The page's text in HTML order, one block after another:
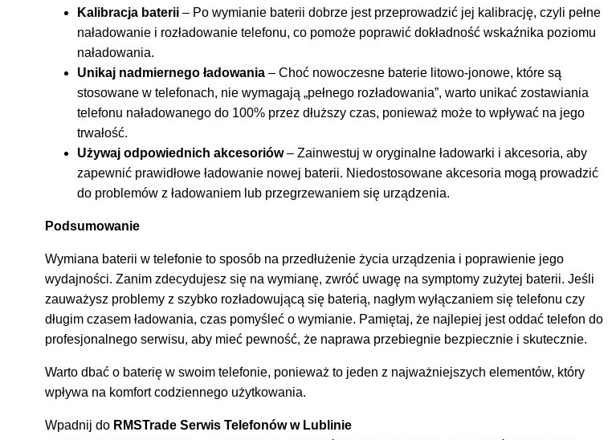
Kalibracja baterii – Po wymianie baterii dobrze jest przeprowadzić jej kalibrację, czyli pełne
naładowanie i rozładowanie telefonu, co pomoże poprawić dokładność wskaźnika poziomu
naładowania.
Unikaj nadmiernego ładowania – Choć nowoczesne baterie litowo-jonowe, które są
stosowane w telefonach, nie wymagają „pełnego rozładowania”, warto unikać zostawiania
telefonu naładowanego do 100% przez dłuższy czas, ponieważ może to wpływać na jego
trwałość.
Używaj odpowiednich akcesoriów– Zainwestuj w oryginalne ładowarki i akcesoria, aby
zapewnić prawidłowe ładowanie nowej baterii. Niedostosowane akcesoria mogą prowadzić
do problemów z ładowaniem lub przegrzewaniem się urządzenia.
Podsumowanie
Wymiana baterii w telefonie to sposób na przedłużenie życia urządzenia i poprawienie jego
wydajności. Zanim zdecydujesz się na wymianę, zwróć uwagę na symptomy zużytej baterii. Jeśli
zauważysz problemy z szybko rozładowującą się baterią, nagłym wyłączaniem się telefonu czy
długim czasem ładowania, czas pomyśleć o wymianie. Pamiętaj, że najlepiej jest oddać telefon do
profesjonalnego serwisu, aby mieć pewność, że naprawa przebiegnie bezpiecznie i skutecznie.
Warto dbać o baterię w swoim telefonie, ponieważ to jeden z najważniejszych elementów, który
wpływa na komfort codziennego użytkowania.
Wpadnij do RMSTrade Serwis Telefonów w Lublinie